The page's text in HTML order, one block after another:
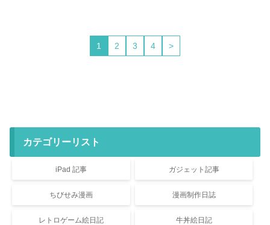
1 2 3 4 >
カテゴリーリスト
iPad 記事 ガジェット記事
ちびせみ漫画 漫画制作日誌
レトロゲーム絵日記 牛丼絵日記